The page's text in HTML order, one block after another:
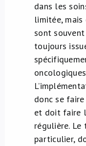
dans les
limitée, mais
sont
toujours
donc se
et doit faire
régulière.
particulier,